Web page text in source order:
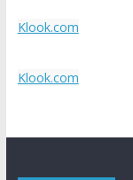
Klook.com
Klook.com